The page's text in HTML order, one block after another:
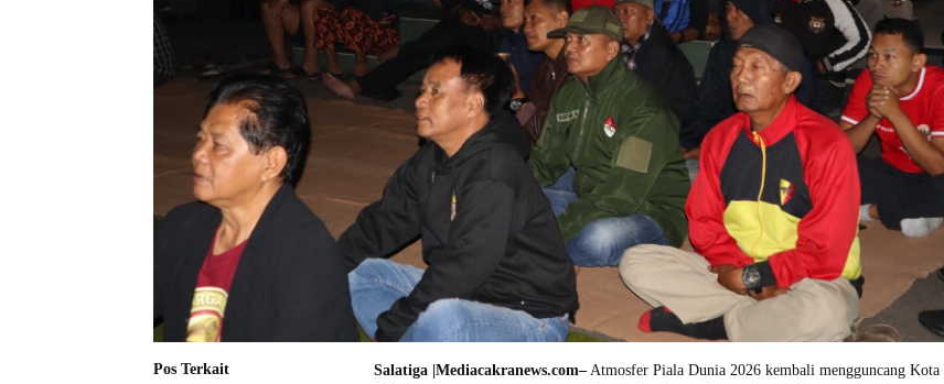
Salatiga |Mediacakranews.com– Atmosfer Piala Dunia 2026 kembali mengguncang Kota
Pos Terkait